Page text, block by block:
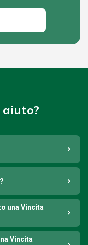
una Vincita
Vincita